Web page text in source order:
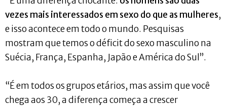
vezes mais interessados em sexo do que as mulheres,
e isso acontece em todo o mundo. Pesquisas
mostram que temos o déficit do sexo masculino na
Suécia, França, Espanha, Japão e América do Sul”.
“É em todos os grupos etários, mas assim que você
chega aos 30, a diferença começa a crescer